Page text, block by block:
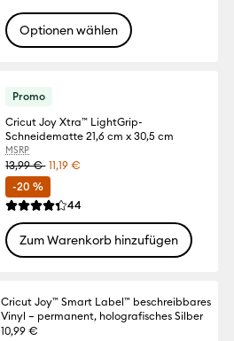
Optionen wählen
Promo
Cricut Joy Xtra™ LightGrip-
Schneidematte 21,6 cm x 30,5 cm
MSRP
13,99 € 11,19 €
-20 %
Die durchschnittliche Bewertung für
44
Zum Warenkorb hinzufügen
Cricut Joy™ Smart Label™ beschreibbares
Vinyl – permanent, holografisches Silber
10,99 €